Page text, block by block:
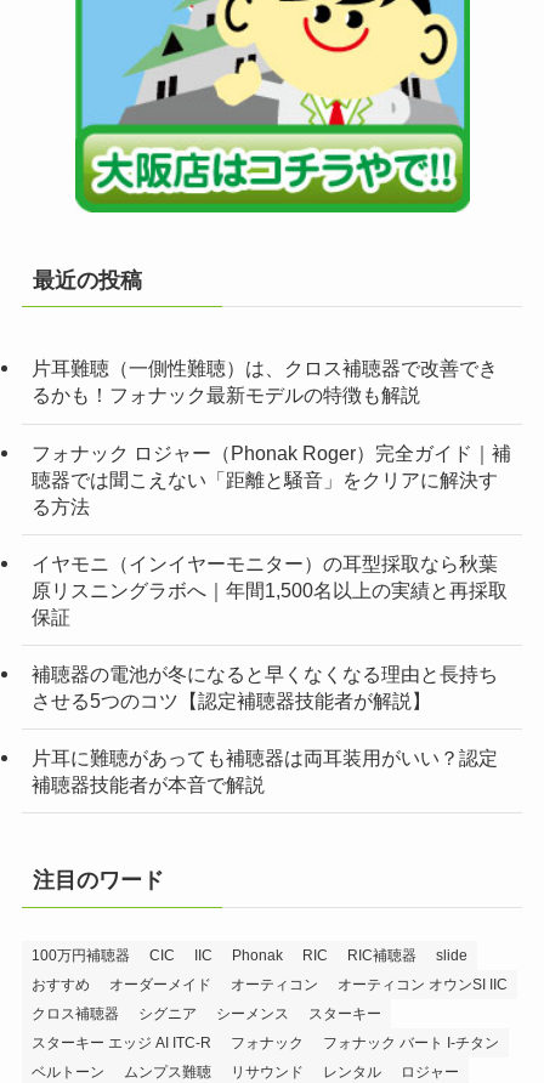
最近の投稿
片耳難聴（一側性難聴）は、クロス補聴器で改善でき
るかも！フォナック最新モデルの特徴も解説
フォナック ロジャー（Phonak Roger）完全ガイド｜補
聴器では聞こえない「距離と騒音」をクリアに解決す
る方法
イヤモニ（インイヤーモニター）の耳型採取なら秋葉
原リスニングラボへ｜年間1,500名以上の実績と再採取
保証
補聴器の電池が冬になると早くなくなる理由と長持ち
させる5つのコツ【認定補聴器技能者が解説】
片耳に難聴があっても補聴器は両耳装用がいい？認定
補聴器技能者が本音で解説
注目のワード
100万円補聴器 CIC IIC Phonak RIC RIC補聴器
slide
おすすめ
オーダーメイド オーティコン
オーティコン オウンSI IIC
クロス補聴器
シグニア シーメンス
スターキー
スターキー エッジ AI ITC-R
フォナック
フォナック バート I-チタン
ベルトーン
ムンプス難聴 リサウンド レンタル
ロジャー